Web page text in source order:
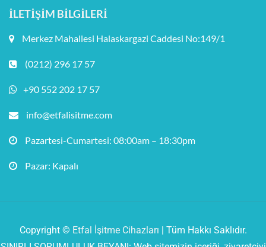
İLETIŞIM BILGILERI
Merkez Mahallesi Halaskargazi Caddesi No:149/1
(0212) 296 17 57
+90 552 202 17 57
info@etfalisitme.com
Pazartesi-Cumartesi: 08:00am – 18:30pm
Pazar: Kapalı
Copyright © Etfal İşitme Cihazları | Tüm Hakkı Saklıdır.